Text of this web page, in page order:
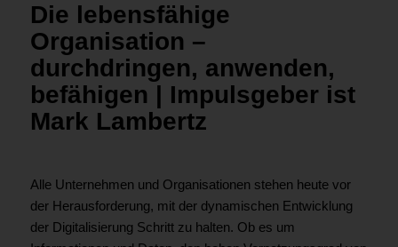
Die lebensfähige
Organisation –
durchdringen, anwenden,
befähigen | Impulsgeber ist
Mark Lambertz
Alle Unternehmen und Organisationen stehen heute vor
der Herausforderung, mit der dynamischen Entwicklung
der Digitalisierung Schritt zu halten. Ob es um